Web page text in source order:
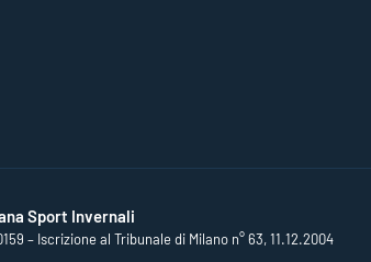
Sport Invernali
– Iscrizione al Tribunale di Milano n° 63, 11.12.2004